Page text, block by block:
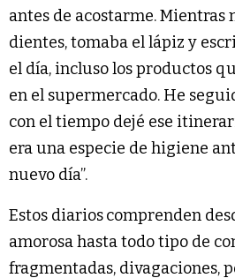
antes de acostarme. Mientras
dientes, tomaba el lápiz y
el día, incluso los productos
en el supermercado. He
con el tiempo dejé ese
era una especie de higiene
nuevo día”.
Estos diarioscomprenden
amorosa hasta todo tipo de
fragmentadas, divagaciones,